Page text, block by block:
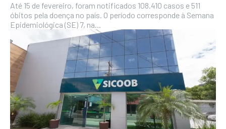
Até 15 de fevereiro, foram notificados 108.410 casos e 511
óbitos pela doença no país. O período corresponde à Semana
Epidemiológica (SE) 7, na...